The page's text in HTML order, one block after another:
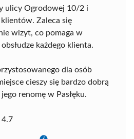
ulicy Ogrodowej 10/2 i
Zaleca się
wizyt, co pomaga w
każdego klienta.
dla osób
cieszy się bardzo dobrą
renomę w Pasłęku.
4.7